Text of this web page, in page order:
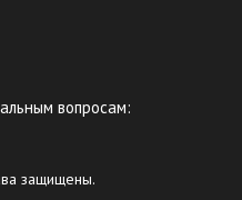
вопросам:
защищены.